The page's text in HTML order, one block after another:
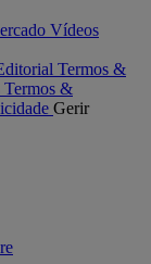
Vídeos
Termos &
Termos &
Gerir